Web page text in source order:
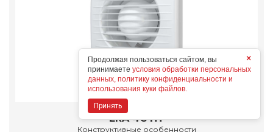
ERA 4C HT
Конструктивные особенности
×
Продолжая пользоваться сайтом, вы
принимаете условия обработки персональных
данных, политику конфиденциальности и
использования куки файлов.
Принять